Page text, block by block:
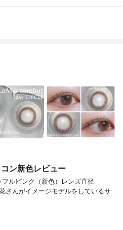
ン新色レビュー
ルピンク（新色）レンズ直径
さんがイメージモデルをしているサ